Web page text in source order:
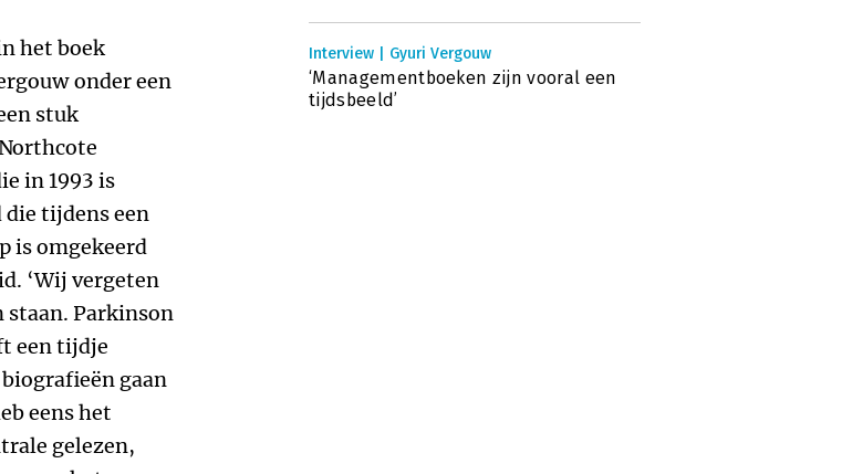
het boek
onder een
stuk
in 1993 is
tijdens een
is omgekeerd
‘Wij vergeten
staan. Parkinson
een tijdje
gaan
eens het
gelezen,
Interview | Gyuri Vergouw
‘Managementboeken zijn vooral een
tijdsbeeld’